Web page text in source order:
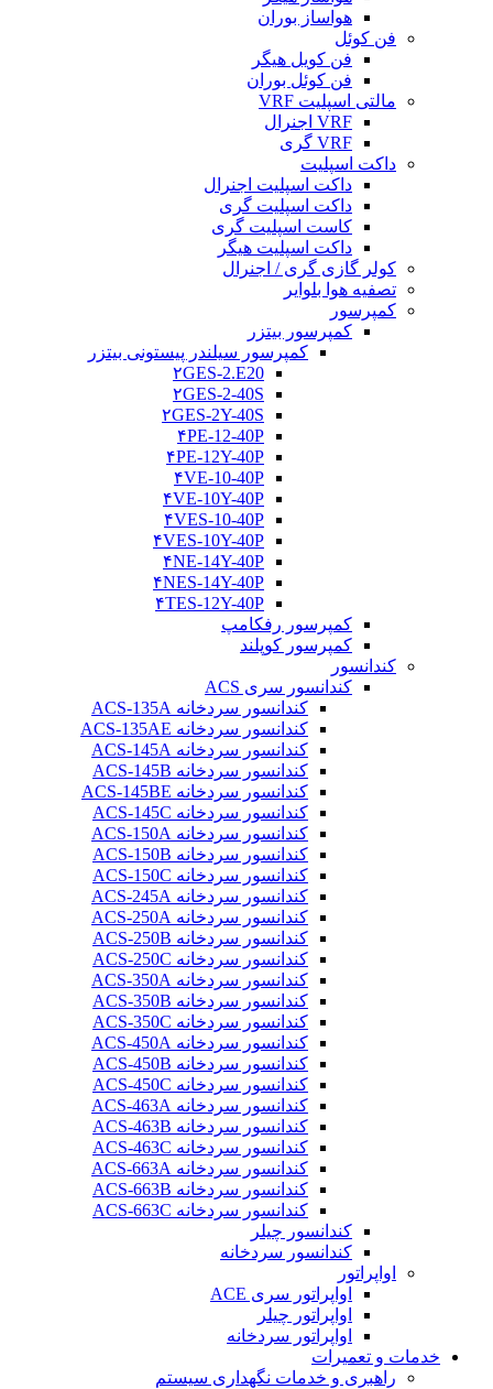
هواساز بوران
فن کوئل
فن کویل هیگر
فن کوئل بوران
مالتی اسپلیت VRF
VRF اجنرال
VRF گری
داکت اسپلیت
داکت اسپلیت اجنرال
داکت اسپلیت گری
کاست اسپلیت گری
داکت اسپلیت هیگر
کولر گازی گری / اجنرال
تصفیه هوا بلوایر
کمپرسور
کمپرسور بیتزر
کمپرسور سیلندر پیستونی بیتزر
۲GES-2.E20
۲GES-2-40S
۲GES-2Y-40S
۴PE-12-40P
۴PE-12Y-40P
۴VE-10-40P
۴VE-10Y-40P
۴VES-10-40P
۴VES-10Y-40P
۴NE-14Y-40P
۴NES-14Y-40P
۴TES-12Y-40P
کمپرسور رفکامپ
کمپرسور کوپلند
کندانسور
کندانسور سری ACS
کندانسور سردخانه ACS-135A
کندانسور سردخانه ACS-135AE
کندانسور سردخانه ACS-145A
کندانسور سردخانه ACS-145B
کندانسور سردخانه ACS-145BE
کندانسور سردخانه ACS-145C
کندانسور سردخانه ACS-150A
کندانسور سردخانه ACS-150B
کندانسور سردخانه ACS-150C
کندانسور سردخانه ACS-245A
کندانسور سردخانه ACS-250A
کندانسور سردخانه ACS-250B
کندانسور سردخانه ACS-250C
کندانسور سردخانه ACS-350A
کندانسور سردخانه ACS-350B
کندانسور سردخانه ACS-350C
کندانسور سردخانه ACS-450A
کندانسور سردخانه ACS-450B
کندانسور سردخانه ACS-450C
کندانسور سردخانه ACS-463A
کندانسور سردخانه ACS-463B
کندانسور سردخانه ACS-463C
کندانسور سردخانه ACS-663A
کندانسور سردخانه ACS-663B
کندانسور سردخانه ACS-663C
کندانسور چیلر
کندانسور سردخانه
اواپراتور
اواپراتور سری ACE
اواپراتور چیلر
اواپراتور سردخانه
خدمات و تعمیرات
راهبری و خدمات نگهداری سیستم